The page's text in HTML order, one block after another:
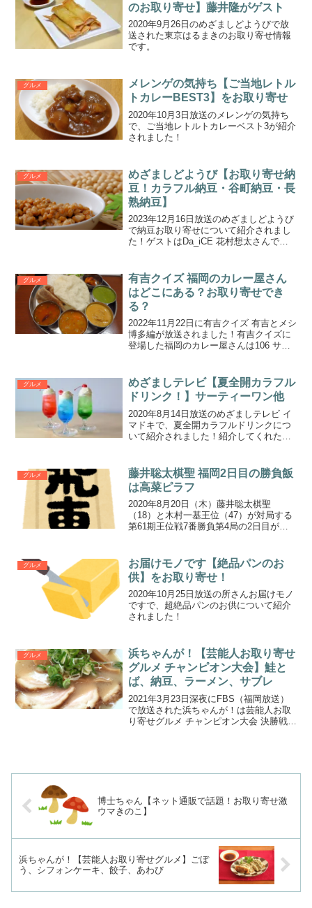
のお取り寄せ】藤井隆がゲスト
2020年9月26日のめざましどようびで放
送された東京はるまきのお取り寄せ情報
です。
グルメ
メレンゲの気持ち【ご当地レトル
トカレーBEST3】をお取り寄せ
2020年10月3日放送のメレンゲの気持ち
で、ご当地レトルトカレーベスト3が紹介
されました！
グルメ
めざましどようび【お取り寄せ納
豆！カラフル納豆・谷町納豆・長
熟納豆】
2023年12月16日放送のめざましどようび
で納豆お取り寄せについて紹介されまし
た！ゲストはDa_iCE 花村想太さんで
す。なっとうインフルエンサーなっとう
娘さんおすすめ...
グルメ
有吉クイズ 福岡のカレー屋さん
はどこにある？お取り寄せでき
る？
2022年11月22日に有吉クイズ 有吉とメシ
博多編が放送されました！有吉クイズに
登場した福岡のカレー屋さんは106 サウ
レーは通販でお取り寄せで...
グルメ
めざましテレビ【夏全開カラフル
ドリンク！】サーティーワン他
2020年8月14日放送のめざましテレビ イ
マドキで、夏全開カラフルドリンクにつ
いて紹介されました！紹介してくれたの
ザ・クラッシュソーダ メロン＆ブルーサ
ーティーワンアイ...
グルメ
藤井聡太棋聖 福岡2日目の勝負飯
は高菜ピラフ
2020年8月20日（木）藤井聡太棋聖
（18）と木村一基王位（47）が対局する
第61期王位戦7番勝負第4局の2日目が、
グルメ
お届けモノです【絶品パンのお
供】をお取り寄せ！
2020年10月25日放送の所さんお届けモノ
ですで、超絶品パンのお供について紹介
されました！
グルメ
浜ちゃんが！【芸能人お取り寄せ
グルメ チャンピオン大会】鮭と
ば、納豆、ラーメン、サブレ
2021年3月23日深夜にFBS（福岡放送）
で放送された浜ちゃんが！は芸能人お取
り寄せグルメ チャンピオン大会 決勝戦で
博士ちゃん【ネット通販で話題！お取り寄せ激
ウマきのこ】
浜ちゃんが！【芸能人お取り寄せグルメ】ごぼ
う、シフォンケーキ、餃子、あわび